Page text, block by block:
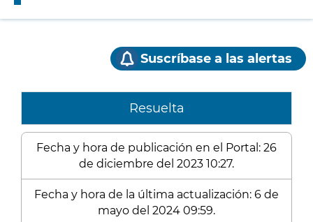
Suscríbase a las alertas
Resuelta
Fecha y hora de publicación en el Portal: 26
de diciembre del 2023 10:27.
Fecha y hora de la última actualización: 6 de
mayo del 2024 09:59.